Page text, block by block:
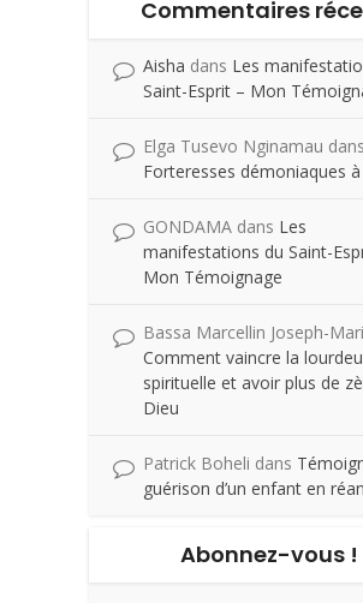
Commentaires
Aisha dans Les
Saint-Esprit – Mon
Elga Tusevo Nginamau dans
Forteresses démoniaques
GONDAMA dans Les
manifestations du Saint-
Mon Témoignage
Bassa Marcellin Joseph-
Comment vaincre la
spirituelle et avoir plus de
Dieu
Patrick Boheli dans
guérison d’un enfant en
Abonnez-vous !